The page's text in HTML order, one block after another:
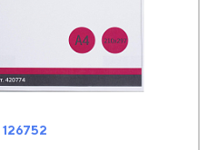
126752